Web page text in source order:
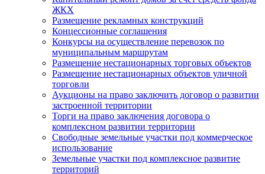
ЖКХ
Размещение рекламных конструкций
Концессионные соглашения
Конкурсы на осуществление перевозок по
муниципальным маршрутам
Размещение нестационарных торговых объектов
Размещение нестационарных объектов уличной
торговли
Аукционы на право заключить договор о развитии
застроенной территории
Торги на право заключения договора о
комплексном развитии территории
Свободные земельные участки под коммерческое
использование
Земельные участки под комплексное развитие
территорий